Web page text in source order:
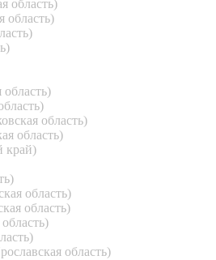
область)
область)
область)
область)
край)
область)
область)
область)